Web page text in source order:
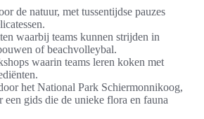
de natuur, met tussentijdse pauzes
waarbij teams kunnen strijden in
of beachvolleybal.
waarin teams leren koken met
het National Park Schiermonnikoog,
een gids die de unieke flora en fauna